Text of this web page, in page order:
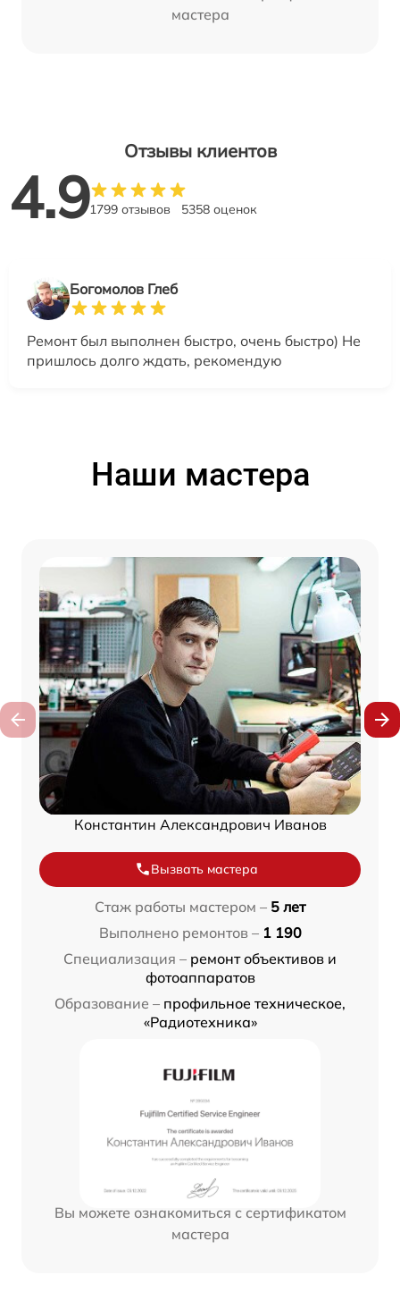
мастера
Отзывы клиентов
4.91799 отзывов 5358 оценок
Богомолов Глеб
Ремонт был выполнен быстро, очень быстро) Не
пришлось долго ждать, рекомендую
Наши мастера
Константин Александрович Иванов
Вызвать мастера
Стаж работы мастером – 5 лет
Выполнено ремонтов – 1 190
Специализация – ремонт объективов и
фотоаппаратов
Образование – профильное техническое,
«Радиотехника»
Вы можете ознакомиться с сертификатом
мастера